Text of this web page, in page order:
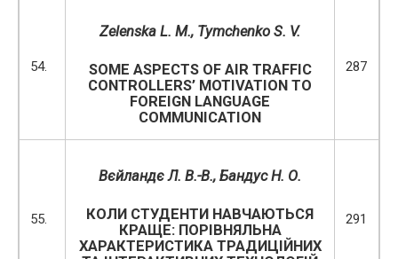
54.
Zelenska L. M., Tymchenko S. V.
SOME ASPECTS OF AIR TRAFFIC
CONTROLLERS’ MOTIVATION TO
FOREIGN LANGUAGE
COMMUNICATION
287
55.
Вєйландє Л. В.-В., Бандус Н. О.
КОЛИ СТУДЕНТИ НАВЧАЮТЬСЯ
КРАЩЕ: ПОРІВНЯЛЬНА
ХАРАКТЕРИСТИКА ТРАДИЦІЙНИХ
291